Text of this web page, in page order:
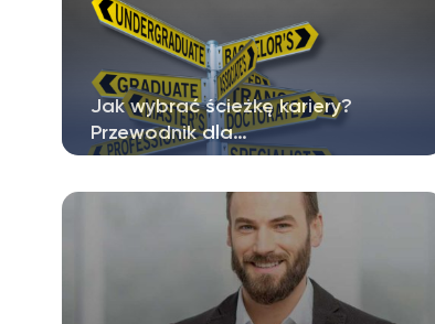
Jak wybrać ścieżkę kariery?
Przewodnik dla…
projektów i laboratoriów, nadchodzi…